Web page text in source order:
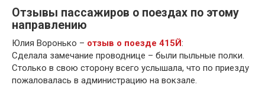
Отзывы пассажиров о поездах по этому
направлению
Юлия Воронько – отзыв о поезде 415Й:
Сделала замечание проводнице – были пыльные полки.
Столько в свою сторону всего услышала, что по приезду
пожаловалась в администрацию на вокзале.